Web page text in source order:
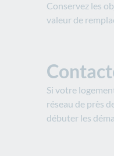
Conservez les
valeur de
Si votre
réseau de près
débuter les